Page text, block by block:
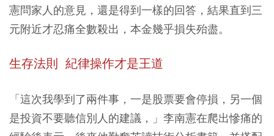
憲問家人的意見，還是得到一樣的回答，結果直到三
元附近才忍痛全數殺出，本金幾乎損失殆盡。
生存法則 紀律操作才是王道
「這次我學到了兩件事，一是股票要會停損，另一個
是投資不要聽信別人的建議，」李南憲在爬出慘痛的